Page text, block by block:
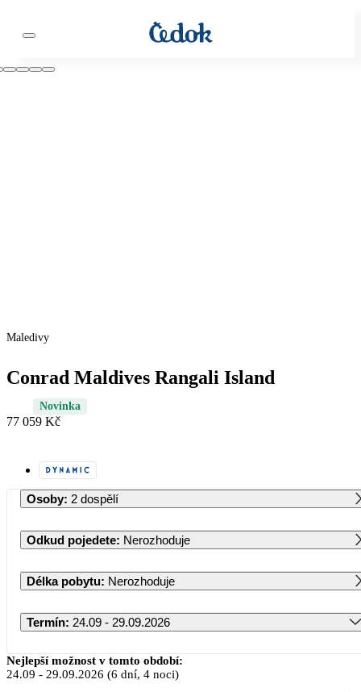
Maledivy
Conrad Maldives Rangali Island
Novinka
77 059 Kč
Osoby: 2 dospělí
Odkud pojedete: Nerozhoduje
Délka pobytu: Nerozhoduje
Termín: 24.09 - 29.09.2026
Září 2026
Nejlepší možnost v tomto období:
24.09 - 29.09.2026 (6 dní, 4 noci)